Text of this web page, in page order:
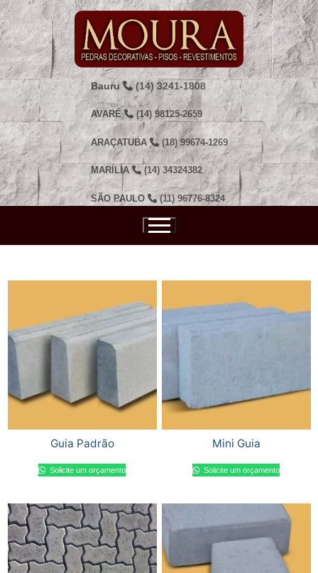
Pular
para
o
conteúdo
Bauru (14) 3241-1808
AVARÉ (14) 98125-2659
ARAÇATUBA (18) 99674-1269
MARÍLIA (14) 34324382
SÃO PAULO (11) 96776-8324
Guia Padrão
Solicite um orçamento
Mini Guia
Solicite um orçamento